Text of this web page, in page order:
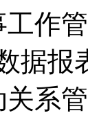
工作
据报
关系